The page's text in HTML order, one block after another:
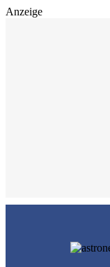
Anzeige